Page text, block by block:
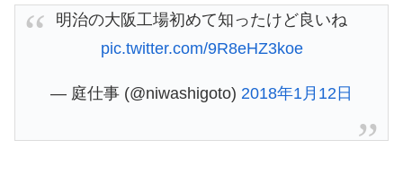
明治の大阪工場初めて知ったけど良いね
pic.twitter.com/9R8eHZ3koe
— 庭仕事 (@niwashigoto) 2018年1月12日